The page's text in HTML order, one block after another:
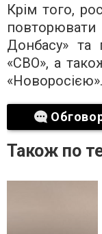
Крім того,
Донбасу» та
«СВО», а
«Новоросією».
Також по